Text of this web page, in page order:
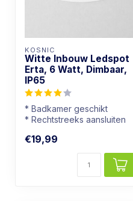
KOSNIC
Witte Inbouw Ledspot
Erta, 6 Watt, Dimbaar,
IP65
* Badkamer geschikt
* Rechtstreeks aansluiten
* Goed dimbaar
€19,99